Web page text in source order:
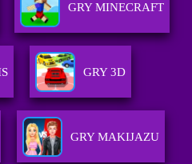
GRY MINECRAFT
GRY 3D
GRY MAKIJAZU